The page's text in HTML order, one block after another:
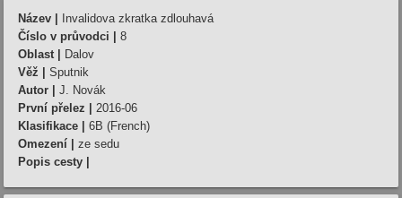
Název |
Invalidova zkratka zdlouhavá
Číslo v průvodci |
8
Oblast |
Dalov
Věž |
Sputnik
Autor |
J. Novák
První přelez |
2016-06
Klasifikace |
6B (French)
Omezení |
ze sedu
Popis cesty |